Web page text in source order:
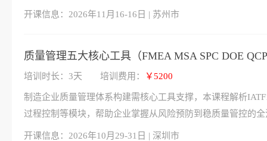
开课信息： 2026年11月16-16日 | 苏州市
质量管理五大核心工具（FMEA MSA SPC DOE
培训时长：3天 培训费用： ￥5200
制造企业质量管理体系构建需核心工具支撑，本课程解析
过程控制等模块，帮助企业掌握从风险预防到稳质量管控的
开课信息： 2026年10月29-31日 | 深圳市